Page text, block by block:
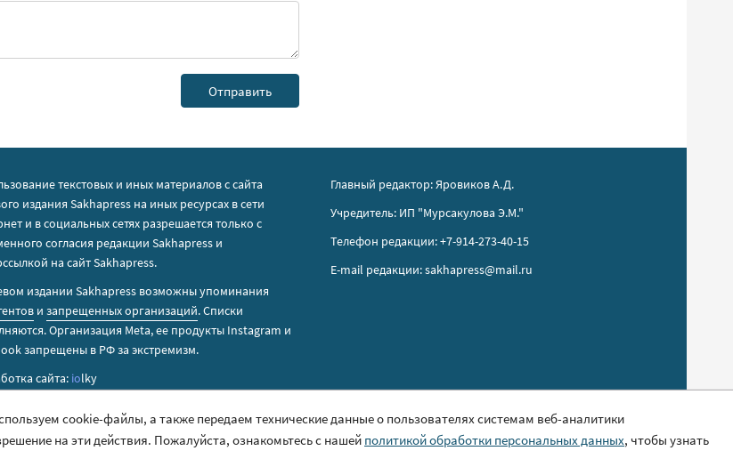
текстовых и иных материалов с сайта
издания Sakhapress на иных ресурсах в сети
и в социальных сетях разрешается только с
согласия редакции Sakhapress и
на сайт Sakhapress.
издании Sakhapress возможны упоминания
изапрещенных организаций. Списки
Организация Metа, ее продукты Instagram и
запрещены в РФ за экстремизм.
сайта: iolky
Главный редактор: Яровиков А.Д.
Учредитель: ИП "Мурсакулова Э.М."
Телефон редакции: +7-914-273-40-15
E-mail редакции: sakhapress@mail.ru
cookie-файлы, а также передаем технические данные о пользователях системам веб-аналитики
на эти действия. Пожалуйста, ознакомьтесь с нашей политикой обработки персональных данных, чтобы узнать